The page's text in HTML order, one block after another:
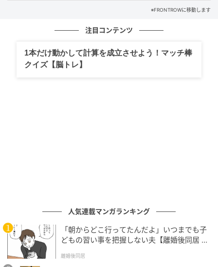
※FRONTROWに移動します
注目コンテンツ
1本だけ動かして計算を成立させよう！マッチ棒
クイズ【脳トレ】
人気連載マンガランキング
「朝からどこ行ってたんだよ」いつまでも子
どもの習い事を把握しない夫【離婚後同居 Vo
離婚後同居